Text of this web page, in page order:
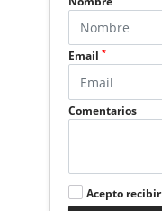
Email*
Comentarios
Acepto